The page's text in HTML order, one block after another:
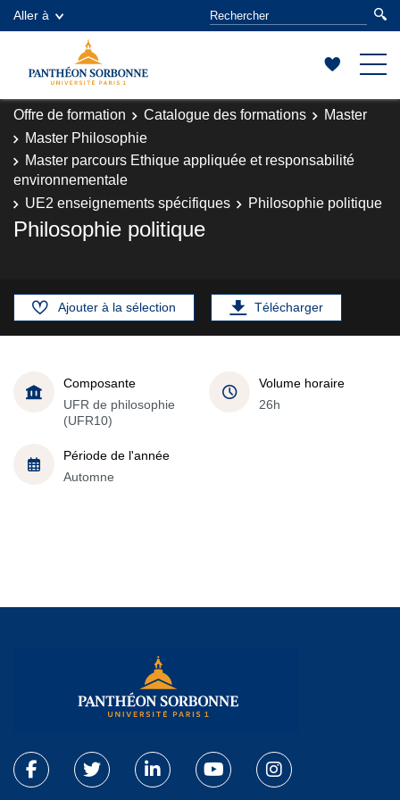
Aller à
Offre de formation Catalogue des formations
Master
Master Philosophie
Master parcours Ethique appliquée et responsabilité
environnementale
UE2 enseignements spécifiques
Philosophie politique
Philosophie politique
Ajouter à la sélection Télécharger
Composante
UFR de philosophie
(UFR10)
Volume horaire
26h
Période de l'année
Automne